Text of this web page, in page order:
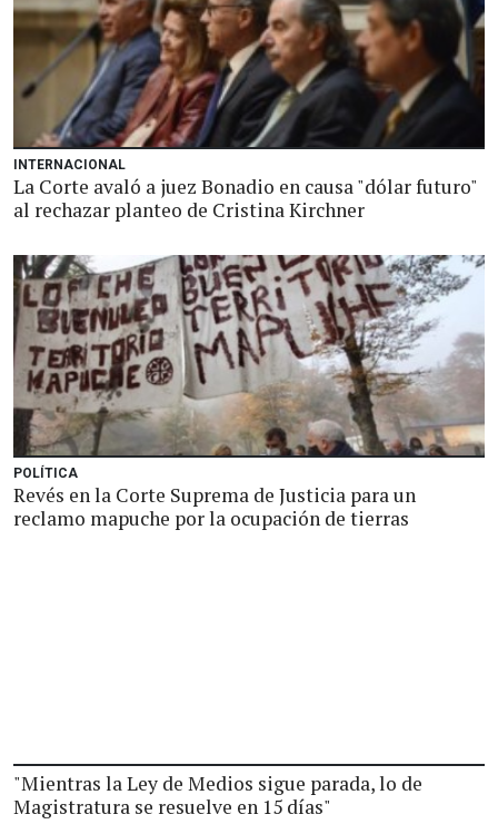
INTERNACIONAL
La Corte avaló a juez Bonadio en causa "dólar futuro"
al rechazar planteo de Cristina Kirchner
POLÍTICA
Revés en la Corte Suprema de Justicia para un
reclamo mapuche por la ocupación de tierras
"Mientras la Ley de Medios sigue parada, lo de
Magistratura se resuelve en 15 días"